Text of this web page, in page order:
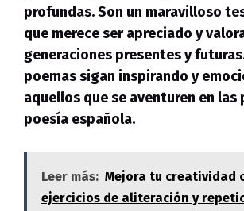
profundas. Son un maravilloso
que merece ser apreciado y
generaciones presentes y
poemas sigan inspirando y
aquellos que se aventuren en las
poesía española.
Leer más: Mejora tu creatividad
ejercicios de aliteración y